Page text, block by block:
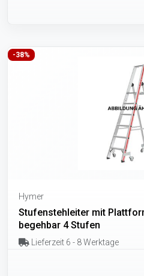
-38%
Hymer
Stufenstehleiter mit
begehbar 4 Stufen
Lieferzeit 6 - 8 Werktage